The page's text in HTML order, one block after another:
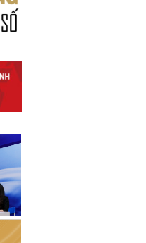
nghiệp vụ lưu trữ tài liệu
phạm pháp luật quy
động của tổ chức phối
cáo kết quả 06 năm
và Nghị quyết số 19-
Nội vụ nhân dịp kỷ
Nội vụ, Ngày truyền
8/1945-28/8/2023)
hỏi và gợi ý trả lời Hội